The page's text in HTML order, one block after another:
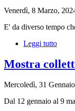
Venerdì, 8 Marzo,
E' da diverso tempo
Leggi tutto
BLU
del
Mostra
Mercoledì, 31
Dal 12 gennaio al 9